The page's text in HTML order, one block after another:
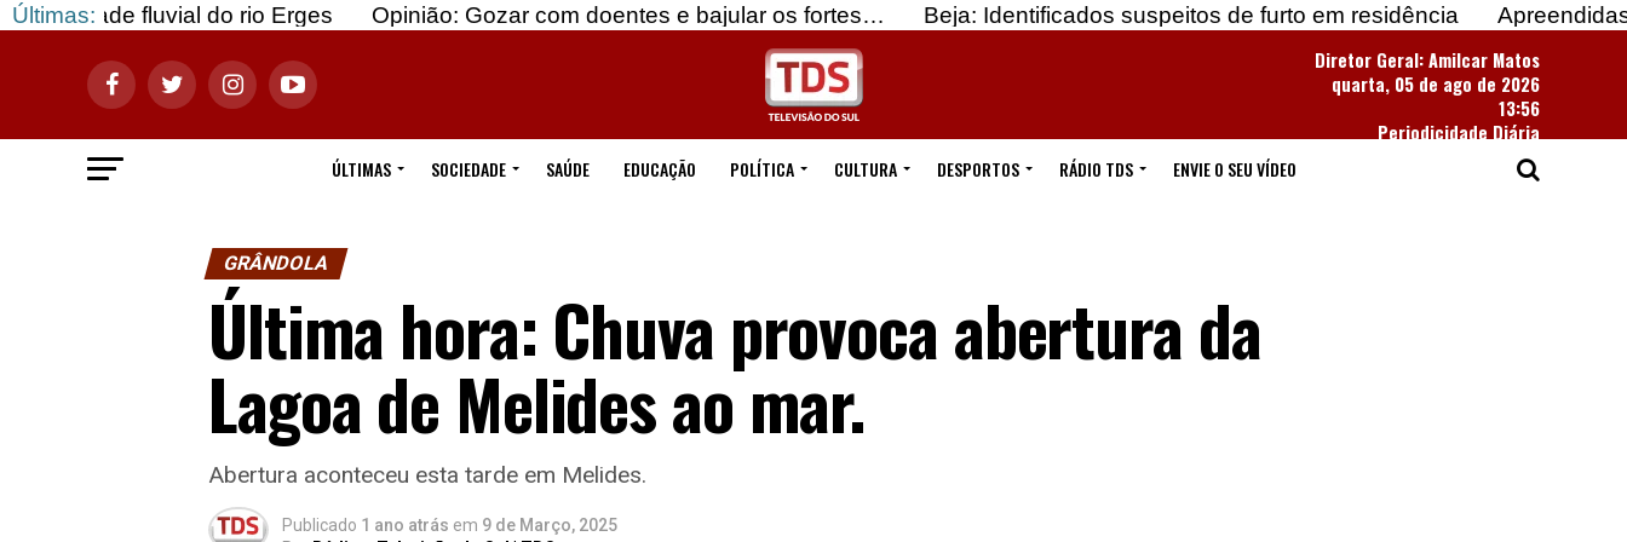
Últimas:do rio Erges Opinião: Gozar com doentes e bajular os fortes… Beja: Identificados suspeitos de furto em residência
Apreendidas mais de
Diretor Geral: Amilcar Matos
quarta, 05 de ago de 2026
13:56
Periodicidade Diária
ÚLTIMAS
SOCIEDADE SAÚDE EDUCAÇÃO POLÍTICA CULTURA DESPORTOS RÁDIO TDS ENVIE O SEU VÍDEO
GRÂNDOLA
Última hora: Chuva provoca abertura da
Lagoa de Melides ao mar.
Abertura aconteceu esta tarde em Melides.
Publicado 1 ano atrás em 9 de Março, 2025